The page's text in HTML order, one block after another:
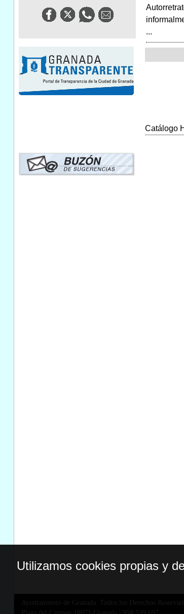
...
Catálogo
Ayuntamiento de Granada. Todos los Derechos
Utilizamos cookies propias y